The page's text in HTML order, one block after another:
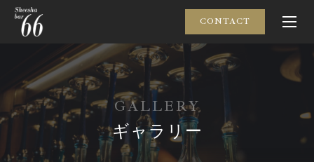
CONTACT
ギャラリー
GALLE RY